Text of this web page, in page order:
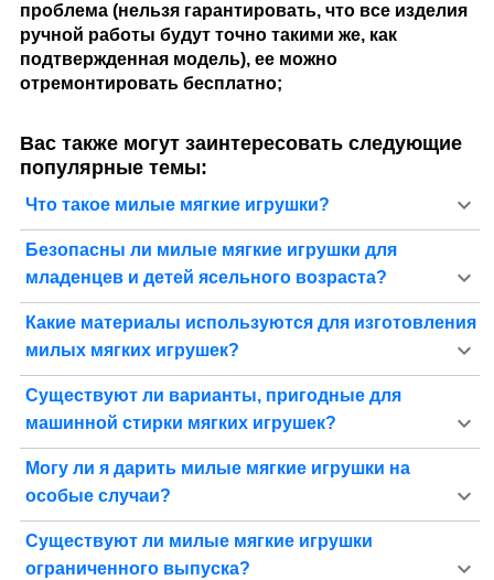
проблема (нельзя гарантировать, что все изделия
ручной работы будут точно такими же, как
подтвержденная модель), ее можно
отремонтировать бесплатно;
Вас также могут заинтересовать следующие
популярные темы:
Что такое милые мягкие игрушки?
Безопасны ли милые мягкие игрушки для
младенцев и детей ясельного возраста?
Какие материалы используются для изготовления
милых мягких игрушек?
Существуют ли варианты, пригодные для
машинной стирки мягких игрушек?
Могу ли я дарить милые мягкие игрушки на
особые случаи?
Существуют ли милые мягкие игрушки
ограниченного выпуска?